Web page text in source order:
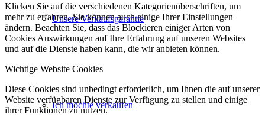
Unsere Verkaufsgarantie
Ich möchte verkaufen
Klicken Sie auf die verschiedenen Kategorienüberschriften, um
mehr zu erfahren. Sie können auch einige Ihrer Einstellungen
ändern. Beachten Sie, dass das Blockieren einiger Arten von
Cookies Auswirkungen auf Ihre Erfahrung auf unseren Websites
und auf die Dienste haben kann, die wir anbieten können.
Wichtige Website Cookies
Diese Cookies sind unbedingt erforderlich, um Ihnen die auf unserer
Website verfügbaren Dienste zur Verfügung zu stellen und einige
ihrer Funktionen zu nutzen.